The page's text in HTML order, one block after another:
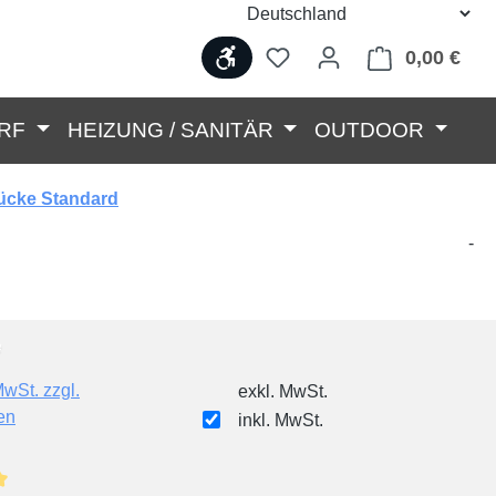
Werkzeugleiste anzeigen
0,00 €
HEIZUNG / SANITÄR OUTDOOR
Standard
-
zzgl.
exkl. MwSt.
inkl. MwSt.